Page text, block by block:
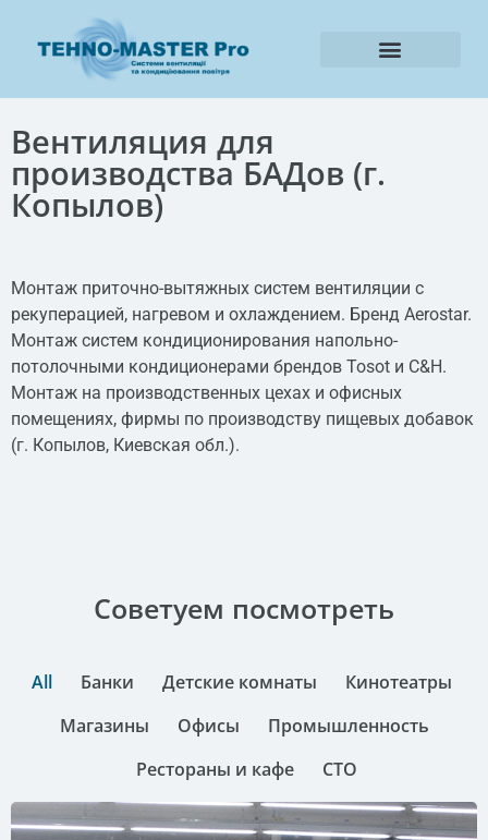
Вентиляция для
производства БАДов (г.
Копылов)
Монтаж приточно-вытяжных систем вентиляции с
рекуперацией, нагревом и охлаждением. Бренд Aerostar.
Монтаж систем кондиционирования напольно-
потолочными кондиционерами брендов Tosot и C&H.
Монтаж на производственных цехах и офисных
помещениях, фирмы по производству пищевых добавок
(г. Копылов, Киевская обл.).
Советуем посмотреть
All Банки Детские комнаты
Кинотеатры
Магазины
Офисы
Промышленность
Рестораны и кафе
СТО